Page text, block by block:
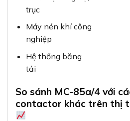
trục
Máy nén khí công
nghiệp
Hệ thống băng
tải
So sánh MC-85a/4 với
contactor khác trên thị